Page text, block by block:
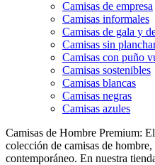
Camisas de empresa
Camisas informales
Camisas de gala y
Camisas sin
Camisas con puño
Camisas sostenibles
Camisas blancas
Camisas negras
Camisas azules
Camisas de Hombre Premium:
colección de camisas de
contemporáneo. En nuestra